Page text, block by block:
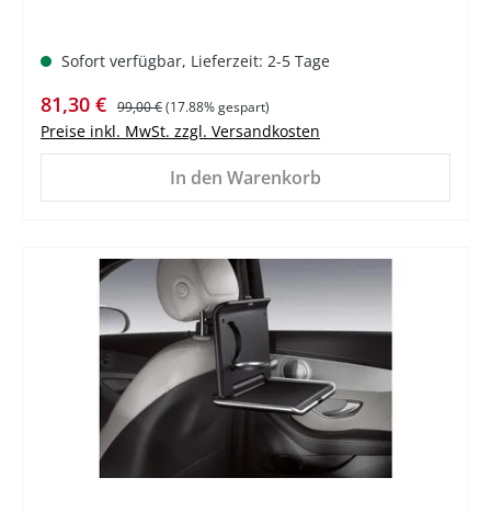
Sofort verfügbar, Lieferzeit: 2-5 Tage
Verkaufspreis:
81,30 € Regulärer Preis:
99,00 €(17.88% gespart)
Preise inkl. MwSt. zzgl. Versandkosten
In den Warenkorb